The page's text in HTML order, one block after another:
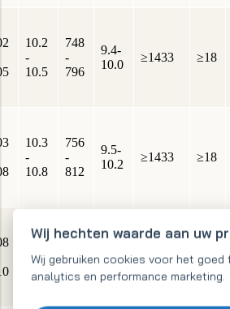
10.2
-
10.5
748
-
796
9.4-
10.0
≥1433 ≥18
10.3
-
10.8
756
-
812
9.5-
10.2
≥1433 ≥18
-11.0
788
-
835
10.5
≥1433 ≥18
Wij hechten waarde aan uw
Wij gebruiken cookies voor het
analytics en performance marketing.